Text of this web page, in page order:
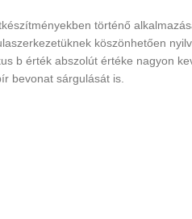
történő
köszönhetően
b érték abszolút értéke nagyon
bevonat sárgulását is.